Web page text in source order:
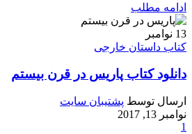
ادامه مطلب
13 نوامبر
کتاب داستان خارجی
دانلود کتاب پاریس در قرن بیستم
ارسال توسط پشتیبان سایت
نوامبر 13, 2017
1